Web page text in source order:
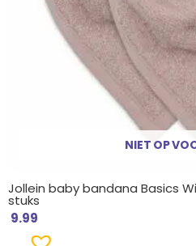
NIET OP
Jollein baby bandana Basics
stuks
9.99